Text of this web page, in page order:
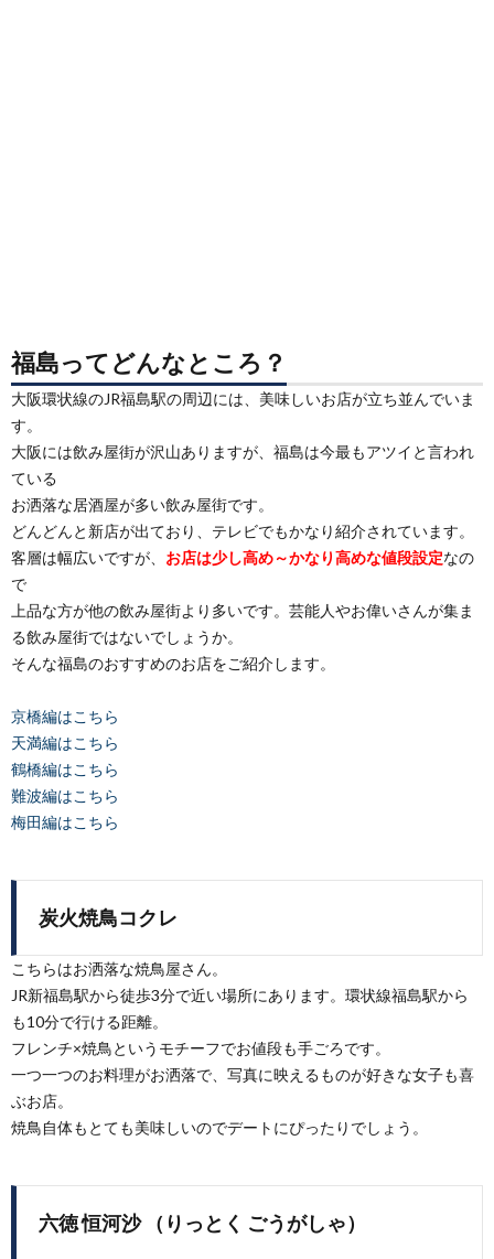
福島ってどんなところ？
大阪環状線のJR福島駅の周辺には、美味しいお店が立ち並んでいま
す。
大阪には飲み屋街が沢山ありますが、福島は今最もアツイと言われ
ている
お洒落な居酒屋が多い飲み屋街です。
どんどんと新店が出ており、テレビでもかなり紹介されています。
客層は幅広いですが、 お店は少し高め～かなり高めな値段設定なの
で
上品な方が他の飲み屋街より多いです。芸能人やお偉いさんが集ま
る飲み屋街ではないでしょうか。
そんな福島のおすすめのお店をご紹介します。
京橋編はこちら
天満編はこちら
鶴橋編はこちら
難波編はこちら
梅田編はこちら
炭火焼鳥コクレ
こちらはお洒落な焼鳥屋さん。
JR新福島駅から徒歩3分で近い場所にあります。環状線福島駅から
も10分で行ける距離。
フレンチ×焼鳥というモチーフでお値段も手ごろです。
一つ一つのお料理がお洒落で、写真に映えるものが好きな女子も喜
ぶお店。
焼鳥自体もとても美味しいのでデートにぴったりでしょう。
六徳 恒河沙 （りっとく ごうがしゃ）